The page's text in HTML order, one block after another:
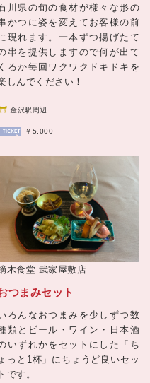
川県の旬の食材が様々な形の
かつに姿を変えてお客様の前
現れます。一本ずつ揚げたて
串を提供しますので何が出て
くるか毎回ワクワクドキドキを
しんでください！
金沢駅周辺
￥5,000
木食堂 武家屋敷店
つまみセット
ろんなおつまみを少しずつ数
類とビール・ワイン・日本酒
いずれかをセットにした「ち
ょっと1杯」にちょうど良いセッ
トです。